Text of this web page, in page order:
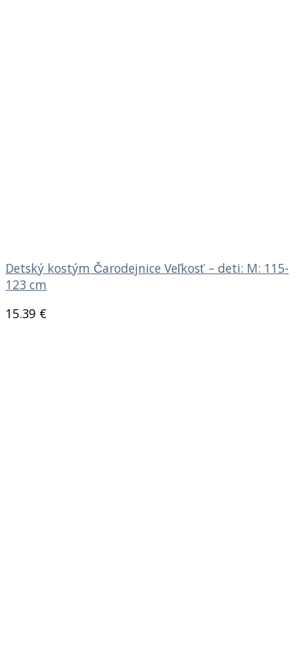
Detský kostým Čarodejnice Veľkosť – deti: M: 115-
123 cm
15.39 €